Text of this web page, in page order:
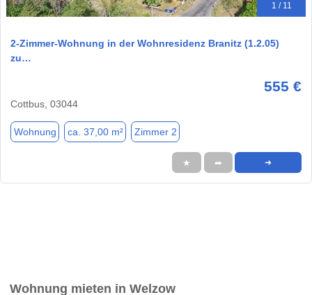
1 / 11
2-Zimmer-Wohnung in der Wohnresidenz Branitz (1.2.05)
zu…
555 €
Cottbus, 03044
Wohnung ca. 37,00 m² Zimmer 2
★ ➦ ➜
Wohnung mieten in Welzow